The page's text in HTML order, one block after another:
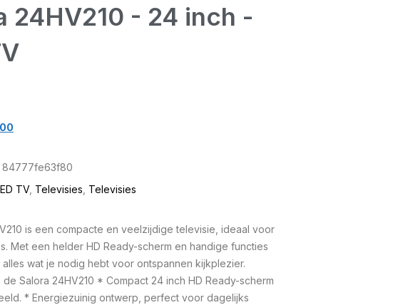
24HV210 - 24 inch -
84777fe63f80
TV, Televisies Televisies
is een compacte en veelzijdige televisie, ideaal voor
Met een helder HD Ready-scherm en handige functies
wat je nodig hebt voor ontspannen kijkplezier.
Salora 24HV210 * Compact 24 inch HD Ready-scherm
* Energiezuinig ontwerp, perfect voor dagelijks